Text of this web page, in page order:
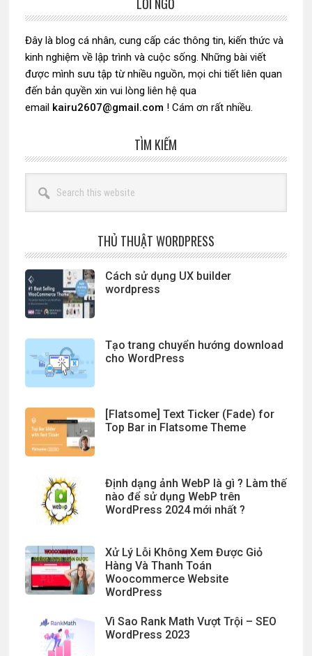
chính
Đây là blog cá nhân, cung cấp các thông tin, kiến thức và
kinh nghiệm về lập trình và cuộc sống. Những bài viết
được mình sưu tập từ nhiều nguồn, mọi chi tiết liên quan
đến bản quyền xin vui lòng liên hệ qua
email kairu2607@gmail.com ! Cám ơn rất nhiều.
TÌM KIẾM
this
website
THỦ THUẬT WORDPRESS
Cách sử dụng UX builder
wordpress
Tạo trang chuyển hướng download
cho WordPress
[Flatsome] Text Ticker (Fade) for
Top Bar in Flatsome Theme
Định dạng ảnh WebP là gì ? Làm thế
nào để sử dụng WebP trên
WordPress 2024 mới nhất ?
Xử Lý Lỗi Không Xem Được Giỏ
Hàng Và Thanh Toán
Woocommerce Website
WordPress
Vì Sao Rank Math Vượt Trội – SEO
WordPress 2023